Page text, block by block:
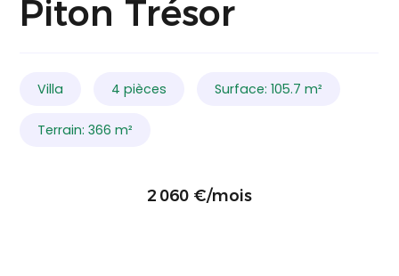
Piton Trésor
Villa 4 pièces Surface: 105.7 m²
Terrain: 366 m²
2 060 €/mois